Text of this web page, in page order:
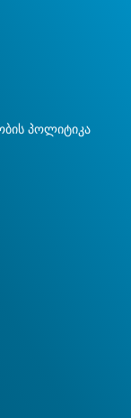
პოლიტიკა